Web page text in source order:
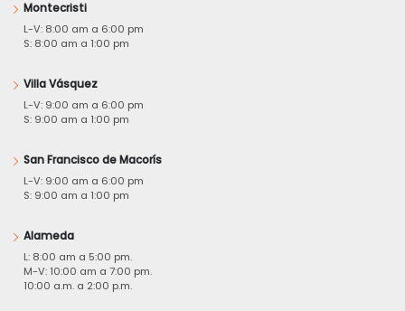
Montecristi
L-V: 8:00 am a 6:00 pm
S: 8:00 am a 1:00 pm
Villa Vásquez
L-V: 9:00 am a 6:00 pm
S: 9:00 am a 1:00 pm
San Francisco de Macorís
L-V: 9:00 am a 6:00 pm
S: 9:00 am a 1:00 pm
Alameda
L: 8:00 am a 5:00 pm.
M-V: 10:00 am a 7:00 pm.
10:00 a.m. a 2:00 p.m.